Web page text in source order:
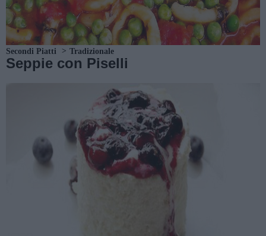
Secondi Piatti Tradizionale
Seppie con Piselli